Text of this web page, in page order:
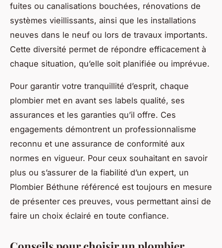
fuites ou canalisations bouchées, rénovations de
systèmes vieillissants, ainsi que les installations
neuves dans le neuf ou lors de travaux importants.
Cette diversité permet de répondre efficacement à
chaque situation, qu’elle soit planifiée ou imprévue.
Pour garantir votre tranquillité d’esprit, chaque
plombier met en avant ses labels qualité, ses
assurances et les garanties qu’il offre. Ces
engagements démontrent un professionnalisme
reconnu et une assurance de conformité aux
normes en vigueur. Pour ceux souhaitant en savoir
plus ou s’assurer de la fiabilité d’un expert, un
Plombier Béthune référencé est toujours en mesure
de présenter ces preuves, vous permettant ainsi de
faire un choix éclairé en toute confiance.